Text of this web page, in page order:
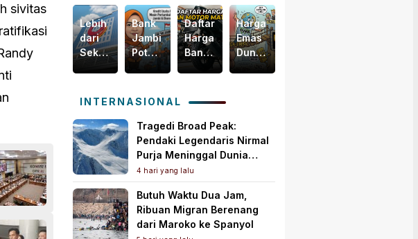
sivitas
Lebih
dari
Sekadar
Bisnis,
Intip
Bank
Jambi
Menebar
Kebaikan
untuk
Masyarakat!
Bank
Jambi
Potensial
Garap
KUR
Mesin
Baru
Pertumbuhan
Ekonomi
Daerah
Daftar
Harga
Ban
Motor
Rp150
Ribuan!
Harga
Emas
Dunia
Tertekan,
Atas
US$
per
Ons
Troi
INTERNASIONAL
Tragedi Broad Peak:
Pendaki Legendaris Nirmal
Purja Meninggal Dunia
Dihantam Longsor Salju di
Pakistan
4 hari yang lalu
Butuh Waktu Dua Jam,
Ribuan Migran Berenang
dari Maroko ke Spanyol